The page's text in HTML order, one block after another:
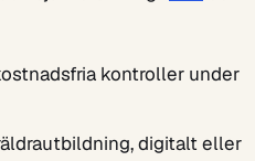
kontroller under
digitalt eller